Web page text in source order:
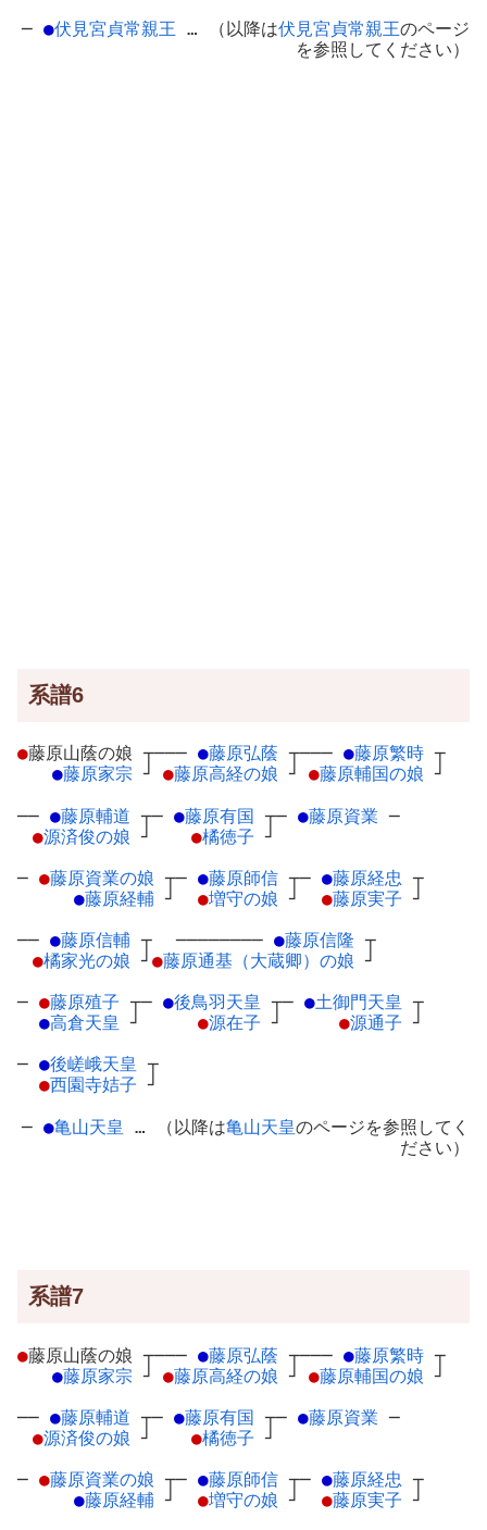
─ ●伏見宮貞常親王 … （以降は伏見宮貞常親王のページ
を参照してください）
系譜6
●藤原山蔭の娘 ┬
●藤原家宗 ┘
─── ●藤原弘蔭 ┬
●藤原高経の娘 ┘
─── ●藤原繁時 ┬
●藤原輔国の娘 ┘
── ●藤原輔道 ┬
●源済俊の娘 ┘
─ ●藤原有国 ┬
●橘徳子 ┘
─ ●藤原資業 ─
─ ●藤原資業の娘 ┬
●藤原経輔 ┘
─ ●藤原師信 ┬
●増守の娘 ┘
─ ●藤原経忠 ┬
●藤原実子 ┘
── ●藤原信輔 ┬
●橘家光の娘 ┘
──────── ●藤原信隆 ┬
●藤原通基（大蔵卿）の娘 ┘
─ ●藤原殖子 ┬
●高倉天皇 ┘
─ ●後鳥羽天皇 ┬
●源在子 ┘
─ ●土御門天皇 ┬
●源通子 ┘
─ ●後嵯峨天皇 ┬
●西園寺姞子 ┘
─ ●亀山天皇 … （以降は亀山天皇のページを参照してく
ださい）
系譜7
●藤原山蔭の娘 ┬
●藤原家宗 ┘
─── ●藤原弘蔭 ┬
●藤原高経の娘 ┘
─── ●藤原繁時 ┬
●藤原輔国の娘 ┘
── ●藤原輔道 ┬
●源済俊の娘 ┘
─ ●藤原有国 ┬
●橘徳子 ┘
─ ●藤原資業 ─
─ ●藤原資業の娘 ┬
●藤原経輔 ┘
─ ●藤原師信 ┬
●増守の娘 ┘
─ ●藤原経忠 ┬
●藤原実子 ┘